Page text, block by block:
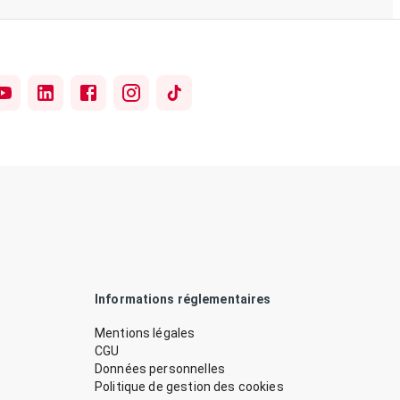
Informations réglementaires
Mentions légales
CGU
Données personnelles
Politique de gestion des cookies